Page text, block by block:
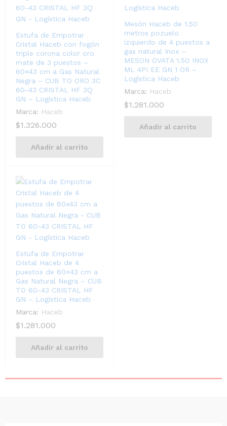
Estufa de Empotrar
Cristal Haceb con fogón
triple corona color oro
mate de 3 puestos –
60×43 cm a Gas Natural
Negra – CUB TO ORO 3C
60-43 CRISTAL HF 3Q
GN – Logística Haceb
Marca: Haceb
$1.326.000
Añadir al carrito
Mesón Haceb de 1.50
metros pozuelo
izquierdo de 4 puestos a
gas natural Inox –
MESON OVATA 1.50 INOX
ML 4PI EE GN 1 OR –
Logística Haceb
Marca: Haceb
$1.281.000
Añadir al carrito
Estufa de Empotrar
Cristal Haceb de 4
puestos de 60×43 cm a
Gas Natural Negra – CUB
TO 60-43 CRISTAL HF
GN – Logística Haceb
Marca: Haceb
$1.281.000
Añadir al carrito